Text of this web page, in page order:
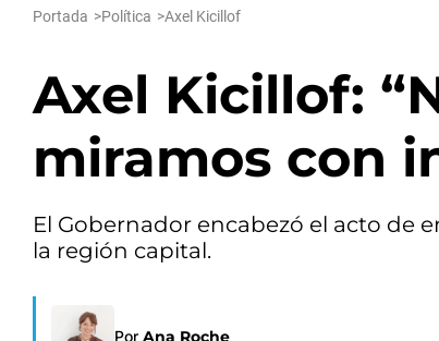
Portada >Política >Axel Kicillof
Axel Kicillof:
miramos con
El Gobernador encabezó el acto de
la región capital.
Por Ana Roche